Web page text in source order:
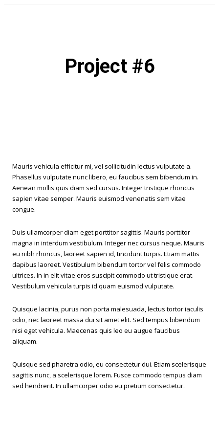
Project #6
Mauris vehicula efficitur mi, vel sollicitudin lectus vulputate a.
Phasellus vulputate nunc libero, eu faucibus sem bibendum in.
Aenean mollis quis diam sed cursus. Integer tristique rhoncus
sapien vitae semper. Mauris euismod venenatis sem vitae
congue.
Duis ullamcorper diam eget porttitor sagittis. Mauris porttitor
magna in interdum vestibulum. Integer nec cursus neque. Mauris
eu nibh rhoncus, laoreet sapien id, tincidunt turpis. Etiam mattis
dapibus laoreet. Vestibulum bibendum tortor vel felis commodo
ultrices. In in elit vitae eros suscipit commodo ut tristique erat.
Vestibulum vehicula turpis id quam euismod vulputate.
Quisque lacinia, purus non porta malesuada, lectus tortor iaculis
odio, nec laoreet massa dui sit amet elit. Sed tempus bibendum
nisi eget vehicula. Maecenas quis leo eu augue faucibus
aliquam.
Quisque sed pharetra odio, eu consectetur dui. Etiam scelerisque
sagittis nunc, a scelerisque lorem. Fusce commodo tempus diam
sed hendrerit. In ullamcorper odio eu pretium consectetur.